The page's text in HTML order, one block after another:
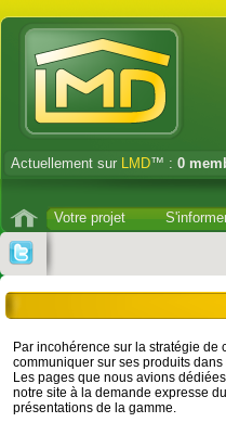
Actuellement sur LMD™ : 0
Votre projet
Par incohérence sur la stratégie
communiquer sur ses produits
Les pages que nous avions
notre site à la demande expresse
présentations de la gamme.